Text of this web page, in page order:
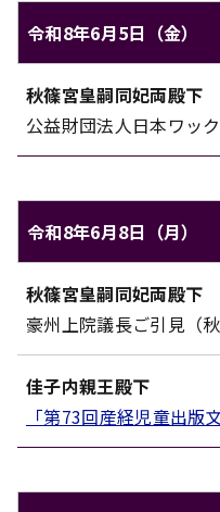
令和8年6月5日（金）
対象 内容
秋篠宮皇嗣同妃両殿下
公益財団法人日本ワッ
令和8年6月8日（月）
対象 内容
秋篠宮皇嗣同妃両殿下
豪州上院議長ご引見（
佳子内親王殿下
「第73回産経児童出